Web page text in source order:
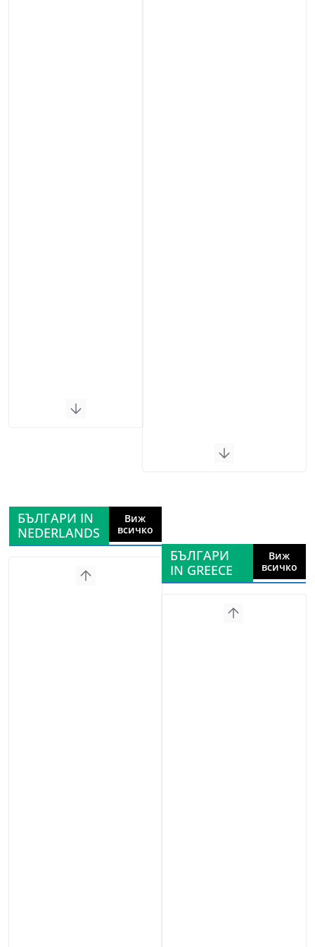
БЪЛГАРИ IN
NEDERLANDS
Виж
всичко
БЪЛГАРИ
IN GREECE
Виж
всичко